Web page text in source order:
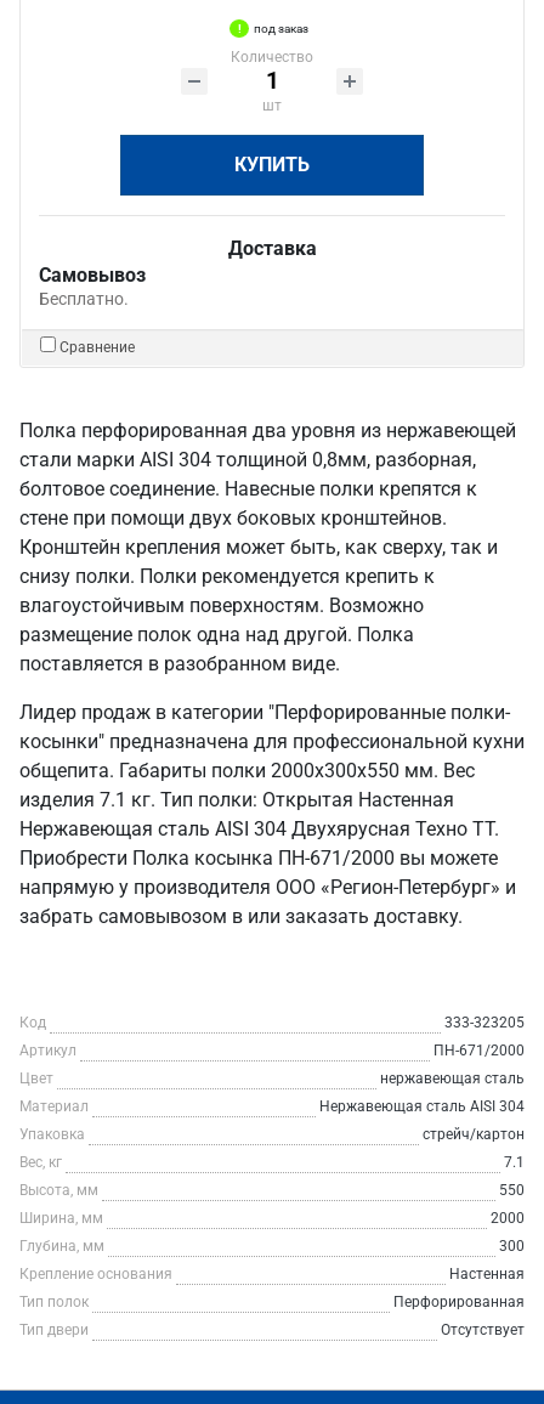
под заказ
Количество
шт
КУПИТЬ
Доставка
Самовывоз
Бесплатно.
Сравнение
Полка перфорированная два уровня из нержавеющей
стали марки AISI 304 толщиной 0,8мм, разборная,
болтовое соединение. Навесные полки крепятся к
стене при помощи двух боковых кронштейнов.
Кронштейн крепления может быть, как сверху, так и
снизу полки. Полки рекомендуется крепить к
влагоустойчивым поверхностям. Возможно
размещение полок одна над другой. Полка
поставляется в разобранном виде.
Лидер продаж в категории "Перфорированные полки-
косынки" предназначена для профессиональной кухни
общепита. Габариты полки 2000х300х550 мм. Вес
изделия 7.1 кг. Тип полки: Открытая Настенная
Нержавеющая сталь AISI 304 Двухярусная Техно ТТ.
Приобрести Полка косынка ПН-671/2000 вы можете
напрямую у производителя ООО «Регион-Петербург» и
забрать самовывозом в или заказать доставку.
Код
333-323205
Артикул
ПН-671/2000
Цвет
нержавеющая сталь
Материал
Нержавеющая сталь AISI 304
Упаковка
стрейч/картон
Вес, кг
7.1
Высота, мм
550
Ширина, мм
2000
Глубина, мм
300
Крепление основания
Настенная
Тип полок
Перфорированная
Тип двери
Отсутствует